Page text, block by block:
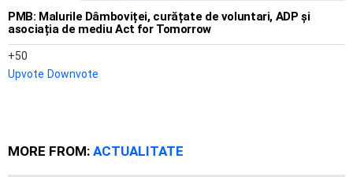
PMB: Malurile Dâmboviței, curățate de voluntari, ADP și
asociația de mediu Act for Tomorrow
50
Upvote Downvote
MORE FROM: ACTUALITATE